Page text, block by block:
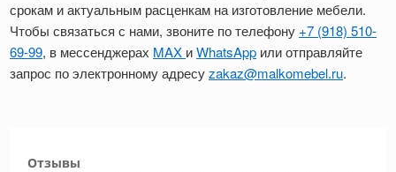
срокам и актуальным расценкам на изготовление мебели.
Чтобы связаться с нами, звоните по телефону +7 (918) 510-
69-99, в мессенджерах MAX иWhatsApp или отправляйте
запрос по электронному адресуzakaz@malkomebel.ru.
Отзывы